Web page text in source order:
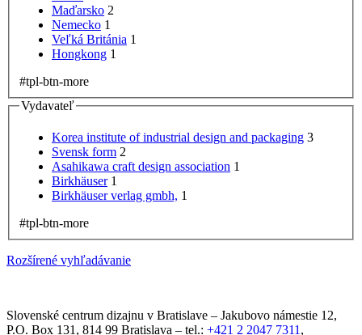
Maďarsko 2
Nemecko 1
Veľká Británia 1
Hongkong 1
#tpl-btn-more
Vydavateľ
Korea institute of industrial design and packaging 3
Svensk form 2
Asahikawa craft design association 1
Birkhäuser 1
Birkhäuser verlag gmbh, 1
#tpl-btn-more
Rozšírené vyhľadávanie
Slovenské centrum dizajnu v Bratislave – Jakubovo námestie 12,
P.O. Box 131, 814 99 Bratislava – tel.: +421 2 2047 7311 ,